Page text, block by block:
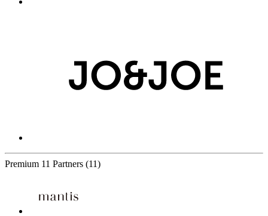
Premium 11 Partners (11)